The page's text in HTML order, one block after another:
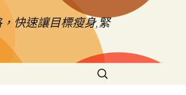
快速讓目標瘦身,緊
搜
尋